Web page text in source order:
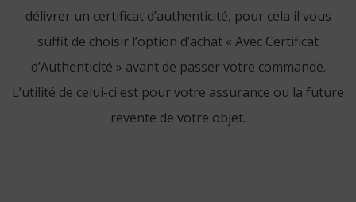
délivrer un certificat d’authenticité, pour cela il vous
suffit de choisir l’option d’achat « Avec Certificat
d’Authenticité » avant de passer votre commande.
L’utilité de celui-ci est pour votre assurance ou la future
revente de votre objet.